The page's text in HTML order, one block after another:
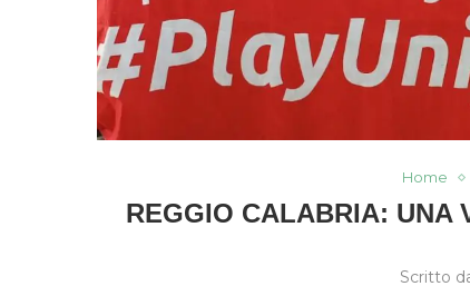
Home
REGGIO CALABRIA: UNA
Scritto